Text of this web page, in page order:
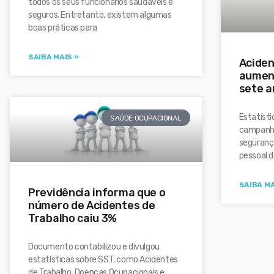
todos os seus funcionários saudáveis e
seguros. Entretanto, existem algumas
boas práticas para
SAIBA MAIS »
SAÚDE OCUPACIONAL
Previdência informa que o
número de Acidentes de
Trabalho caiu 3%
Documento contabilizou e divulgou
estatísticas sobre SST, como Acidentes
sete
pessoal
SAIBA